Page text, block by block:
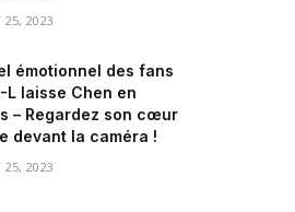
25, 2023
émotionnel des fans
L laisse Chen en
– Regardez son cœur
devant la caméra !
25, 2023